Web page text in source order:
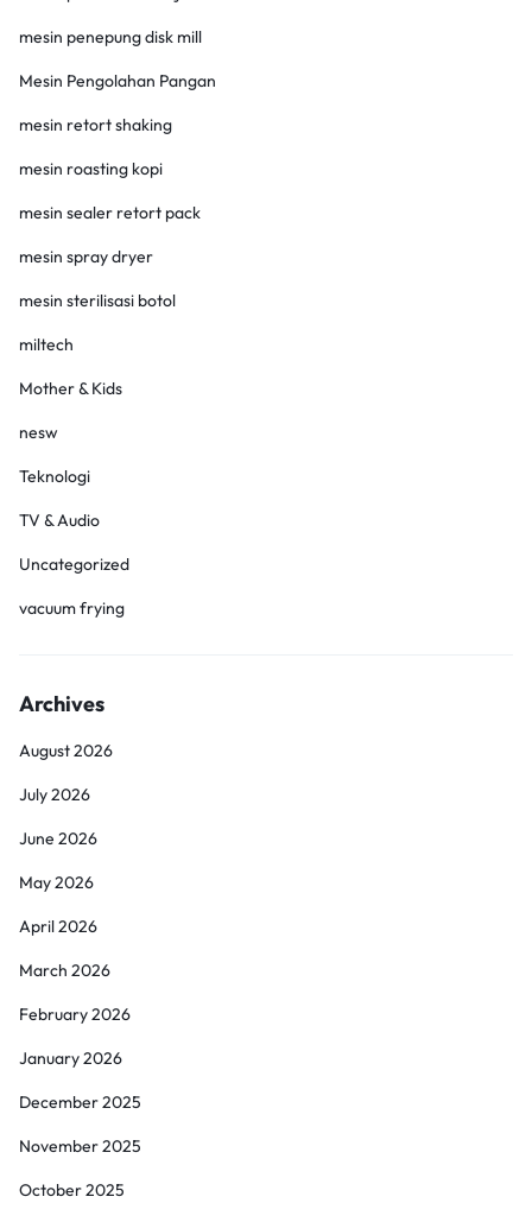
mesin penepung disk mill
Mesin Pengolahan Pangan
mesin retort shaking
mesin roasting kopi
mesin sealer retort pack
mesin spray dryer
mesin sterilisasi botol
miltech
Mother & Kids
nesw
Teknologi
TV & Audio
Uncategorized
vacuum frying
Archives
August 2026
July 2026
June 2026
May 2026
April 2026
March 2026
February 2026
January 2026
December 2025
November 2025
October 2025